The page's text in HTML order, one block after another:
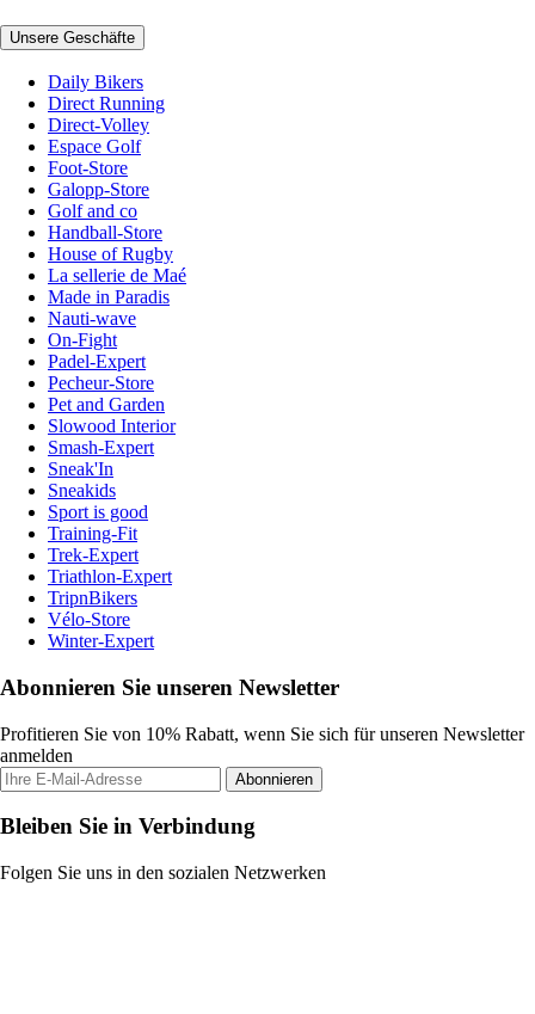
Unsere Geschäfte
Daily Bikers
Direct Running
Direct-Volley
Espace Golf
Foot-Store
Galopp-Store
Golf and co
Handball-Store
House of Rugby
La sellerie de Maé
Made in Paradis
Nauti-wave
On-Fight
Padel-Expert
Pecheur-Store
Pet and Garden
Slowood Interior
Smash-Expert
Sneak'In
Sneakids
Sport is good
Training-Fit
Trek-Expert
Triathlon-Expert
TripnBikers
Vélo-Store
Winter-Expert
Abonnieren Sie unseren Newsletter
Profitieren Sie von 10% Rabatt, wenn Sie sich für unseren Newsletter
anmelden
Abonnieren
Bleiben Sie in Verbindung
Folgen Sie uns in den sozialen Netzwerken